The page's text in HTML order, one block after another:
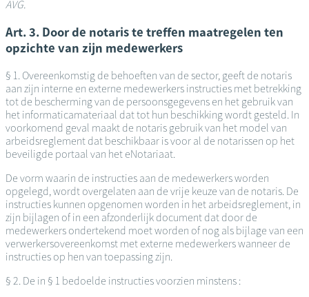
AVG.
Art. 3. Door de notaris te treffen maatregelen ten
opzichte van zijn medewerkers
§ 1. Overeenkomstig de behoeften van de sector, geeft de notaris
aan zijn interne en externe medewerkers instructies met betrekking
tot de bescherming van de persoonsgegevens en het gebruik van
het informaticamateriaal dat tot hun beschikking wordt gesteld. In
voorkomend geval maakt de notaris gebruik van het model van
arbeidsreglement dat beschikbaar is voor al de notarissen op het
beveiligde portaal van het eNotariaat.
De vorm waarin de instructies aan de medewerkers worden
opgelegd, wordt overgelaten aan de vrije keuze van de notaris. De
instructies kunnen opgenomen worden in het arbeidsreglement, in
zijn bijlagen of in een afzonderlijk document dat door de
medewerkers ondertekend moet worden of nog als bijlage van een
verwerkersovereenkomst met externe medewerkers wanneer de
instructies op hen van toepassing zijn.
§ 2. De in § 1 bedoelde instructies voorzien minstens :